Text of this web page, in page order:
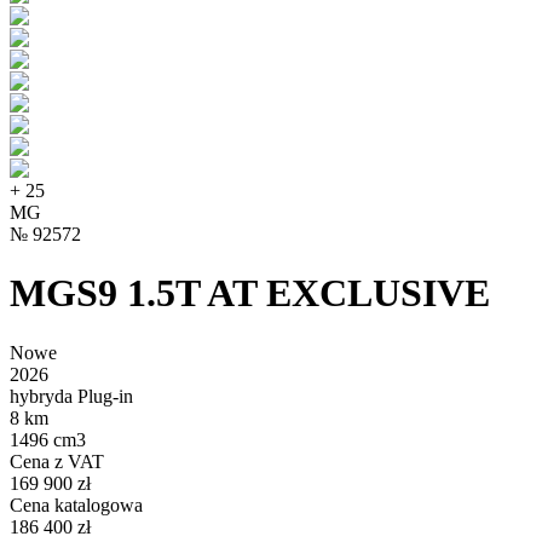
+ 25
MG
№ 92572
MGS9 1.5T AT EXCLUSIVE
Nowe
2026
hybryda Plug-in
8 km
1496 cm3
Cena z VAT
169 900 zł
Cena katalogowa
186 400 zł